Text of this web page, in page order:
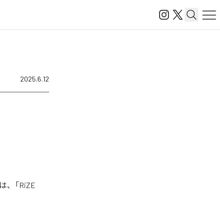
2025.6.12
、「RiZE